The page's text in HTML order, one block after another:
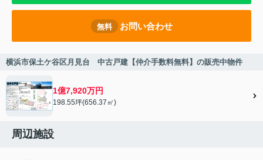
無料 お問い合わせ
横浜市保土ケ谷区月見台 中古戸建【仲介手数料無料】の販売中物件
1億7,920万円
198.55坪(656.37㎡)
周辺施設